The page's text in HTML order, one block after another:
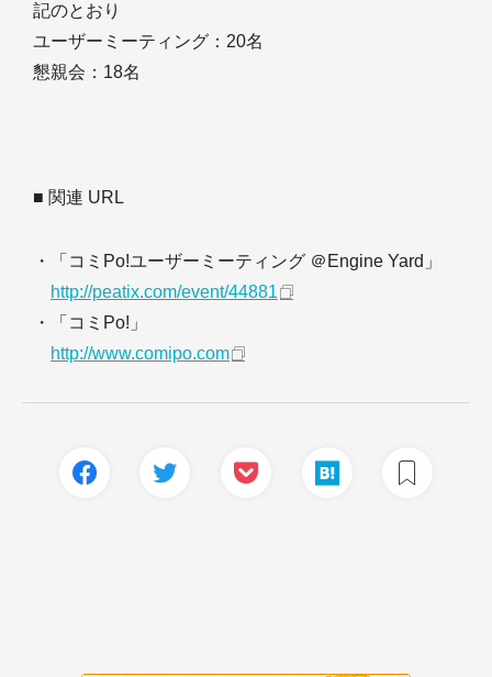
記のとおり
ユーザーミーティング：20名
懇親会：18名
■ 関連 URL
・「コミPo!ユーザーミーティング ＠Engine Yard」
http://peatix.com/event/44881
・「コミPo!」
http://www.comipo.com